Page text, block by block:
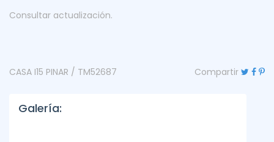
Consultar actualización.
CASA I15 PINAR / TM52687 Compartir
Galería: